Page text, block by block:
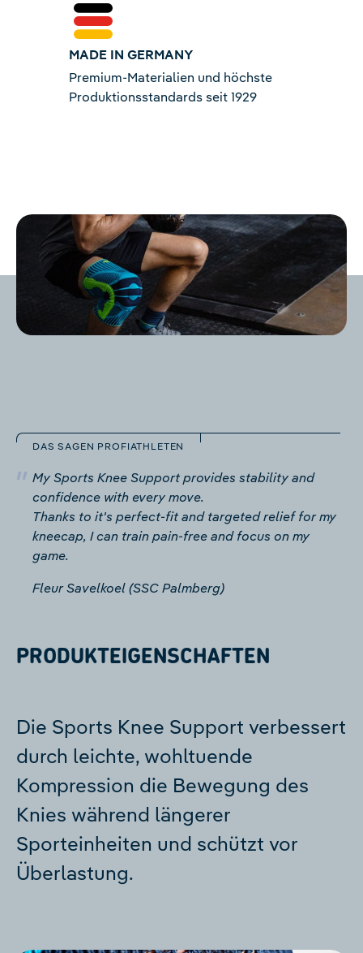
MADE IN GERMANY
Premium-Materialien und höchste
Produktionsstandards seit 1929
DAS SAGEN PROFIATHLETEN
My Sports Knee Support provides stability and
confidence with every move.
Thanks to it's perfect-fit and targeted relief for my
kneecap, I can train pain-free and focus on my
game.
Fleur Savelkoel (SSC Palmberg)
PRODUKTEIGENSCHAFTEN
Die Sports Knee Support verbessert
durch leichte, wohltuende
Kompression die Bewegung des
Knies während längerer
Sporteinheiten und schützt vor
Überlastung.